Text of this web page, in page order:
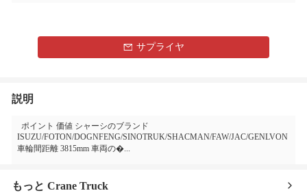
サプライヤ
説明
ポイント 価値 シャーシのブランド
ISUZU/FOTON/DOGNFENG/SINOTRUK/SHACMAN/FAW/JAC/GENLVON
車輪間距離 3815mm 車両の�...
もっと Crane Truck